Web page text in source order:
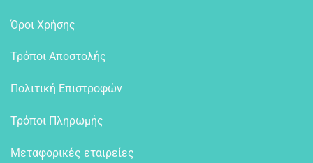
Όροι Χρήσης
Τρόποι Αποστολής
Πολιτική Επιστροφών
Τρόποι Πληρωμής
Μεταφορικές εταιρείες